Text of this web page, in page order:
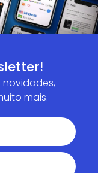
novidades,
mais.